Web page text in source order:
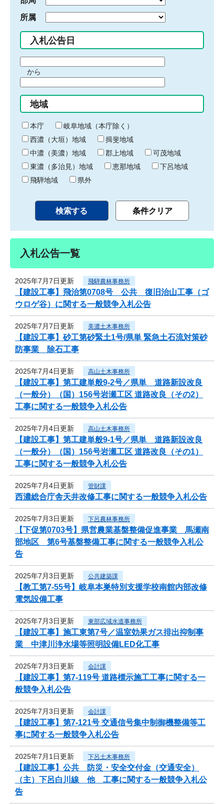
所属
入札公告日
間
始
り
から
間
終
わ
り
地域
本庁
岐阜地域（本庁除く）
西濃（大垣）地域
揖斐地域
中濃（美濃）地域
郡上地域
可茂地域
東濃（多治見）地域
恵那地域
下呂地域
飛騨地域
県外
入札公告一覧
2025年7月7日更新 飛騨農林事務所
【建設工事】飛治第0708号 公共 復旧治山工事（ゴ
ウロゲ谷）に関する一般競争入札公告
2025年7月7日更新 美濃土木事務所
【建設工事】砂工第砂緊土1号/県単 緊急土石流対策砂
防事業 除石工事
2025年7月4日更新 高山土木事務所
【建設工事】第工建単般9-2号／県単 道路新設改良
（一般分）（国）156号岩瀬工区 道路改良（その2）
工事に関する一般競争入札公告
2025年7月4日更新 高山土木事務所
【建設工事】第工建単般9-1号／県単 道路新設改良
（一般分）（国）156号岩瀬工区 道路改良（その1）
工事に関する一般競争入札公告
2025年7月4日更新 管財課
西濃総合庁舎天井改修工事に関する一般競争入札公告
2025年7月3日更新 下呂農林事務所
【下促第0703号】県営農業基盤整備促進事業 馬瀬南
部地区 第6号基盤整備工事に関する一般競争入札公
告
2025年7月3日更新 公共建築課
【教工第7-55号】岐阜本巣特別支援学校南館内部改修
電気設備工事
2025年7月3日更新 東部広域水道事務所
【建設工事】施工東第7号／温室効果ガス排出抑制事
業 中津川浄水場等照明設備LED化工事
2025年7月3日更新 会計課
【建設工事】第7-119号 道路標示施工工事に関する一
般競争入札公告
2025年7月3日更新 会計課
【建設工事】第7-121号 交通信号集中制御機整備等工
事に関する一般競争入札公告
2025年7月1日更新 下呂土木事務所
【建設工事】公共 防災・安全交付金（交通安全）
（主）下呂白川線 他 工事に関する一般競争入札公
告